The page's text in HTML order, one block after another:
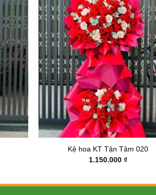
Kệ hoa KT Tận Tâm 020
1.150.000 ₫